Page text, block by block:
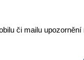
či mailu